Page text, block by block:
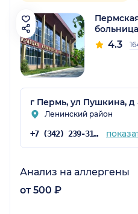
больница
4.3
г Пермь, ул Пушкина, д
Ленинский район
+7 (342) 239-31-54
Анализ на аллергены
от 500 ₽